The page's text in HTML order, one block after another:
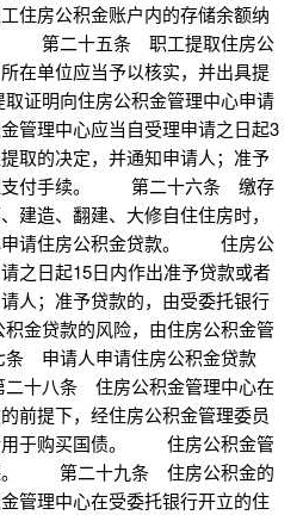
住房公积金账户内的存储余额纳
第二十五条 职工提取住房公
在单位应当予以核实，并出具提
明向住房公积金管理中心申请
管理中心应当自受理申请之日起3
取的决定，并通知申请人；准予
支付手续。 第二十六条 缴存
建造、翻建、大修自住住房时，
申请住房公积金贷款。 住房公
之日起15日内作出准予贷款或者
人；准予贷款的，由受委托银行
贷款的风险，由住房公积金管
申请人申请住房公积金贷款
十八条 住房公积金管理中心在
前提下，经住房公积金管理委员
用于购买国债。 住房公积金管
。 第二十九条 住房公积金的
管理中心在受委托银行开立的住